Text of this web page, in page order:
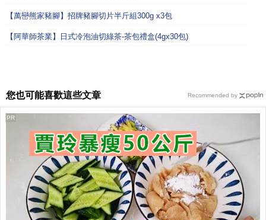
【萬巒熊家豬腳】招牌豬腳切片半斤組300g x3包
【阿華師茶業】日式冷泡油切綠茶-茶包禮盒(4gx30包)
您也可能喜歡這些文章
PR
Recommended by